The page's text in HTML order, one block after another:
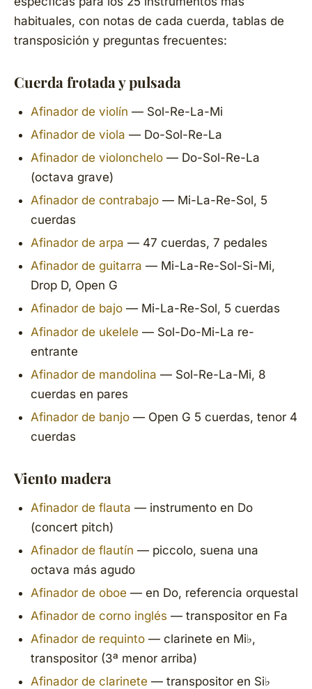
habituales, con notas de cada cuerda, tablas de
transposición y preguntas frecuentes:
Cuerda frotada y pulsada
Afinador de violín — Sol-Re-La-Mi
Afinador de viola — Do-Sol-Re-La
Afinador de violonchelo— Do-Sol-Re-La
(octava grave)
Afinador de contrabajo— Mi-La-Re-Sol, 5
cuerdas
Afinador de arpa — 47 cuerdas, 7 pedales
Afinador de guitarra — Mi-La-Re-Sol-Si-Mi,
Drop D, Open G
Afinador de bajo— Mi-La-Re-Sol, 5 cuerdas
Afinador de ukelele — Sol-Do-Mi-La re-
entrante
Afinador de mandolina — Sol-Re-La-Mi, 8
cuerdas en pares
Afinador de banjo— Open G 5 cuerdas, tenor 4
cuerdas
Viento madera
Afinador de flauta — instrumento en Do
(concert pitch)
Afinador de flautín — piccolo, suena una
octava más agudo
Afinador de oboe — en Do, referencia orquestal
Afinador de corno inglés — transpositor en Fa
Afinador de requinto— clarinete en Mi♭,
transpositor (3ª menor arriba)
Afinador de clarinete — transpositor en Si♭